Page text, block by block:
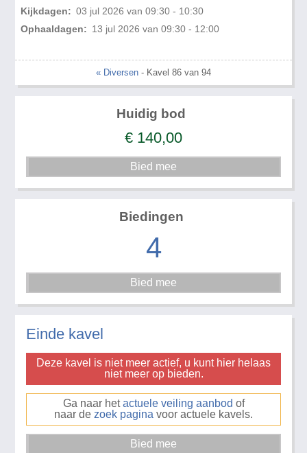
Kijkdagen: 03 jul 2026 van 09:30 - 10:30
Ophaaldagen: 13 jul 2026 van 09:30 - 12:00
« Diversen - Kavel 86 van 94
Huidig bod
€ 140,00
Biedingen
4
Einde kavel
Deze kavel is niet meer actief, u kunt hier helaas
niet meer op bieden.
Ga naar hetactuele veiling aanbod of
naar de zoek pagina voor actuele kavels.